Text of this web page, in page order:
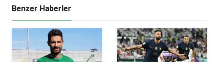
Benzer Haberler